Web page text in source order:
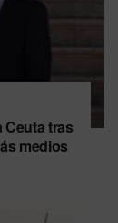
Ceuta tras
medios